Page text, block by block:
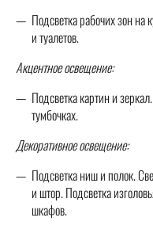
Подсветка рабочих зон
и туалетов.
Акцентное освещение:
Подсветка картин и
тумбочках.
Декоративное освещение:
Подсветка ниш и полок.
и штор. Подсветка
шкафов.